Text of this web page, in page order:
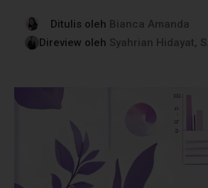
Ditulis oleh Bianca Amanda
Direview oleh Syahrian Hidayat,